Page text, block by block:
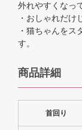
外れやすくなっ
・おしゃれだけ
・猫ちゃんを
す。
商品詳細
首回り